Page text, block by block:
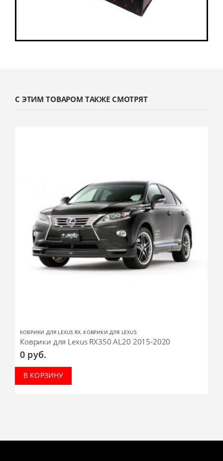
С ЭТИМ ТОВАРОМ ТАКЖЕ СМОТРЯТ
КОВРИКИ ДЛЯ LEXUS RX, КОВРИКИ ДЛЯ LEXUS
Коврики для Lexus RX350 AL20 2015-2020
0 руб.
В КОРЗИНУ